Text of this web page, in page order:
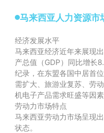
马来西亚人力资源市
经济发展水平
马来西亚经济近年来展现
产总值（GDP）同比增长
纪录，在东盟各国中居首
需扩大、旅游业复苏、劳
机电子产品需求旺盛等因素
劳动力市场特点
马来西亚劳动力市场呈现
状态。